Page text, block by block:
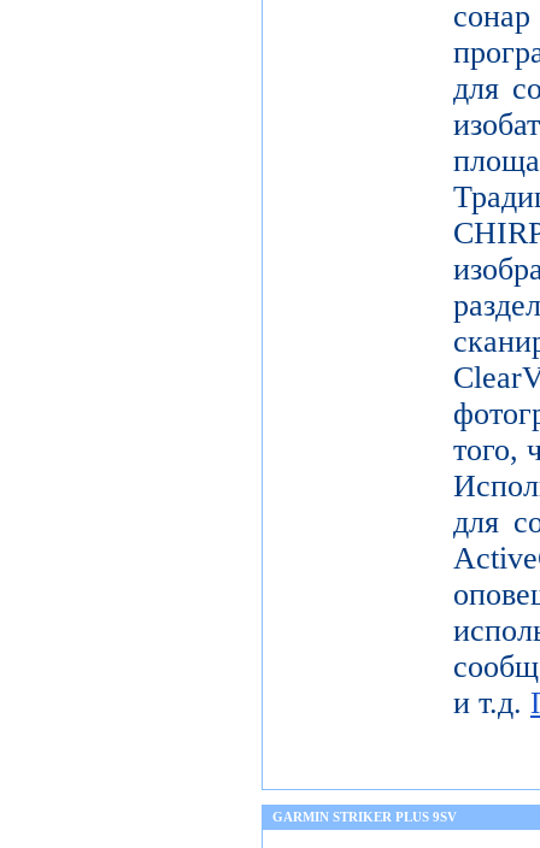
для
того,
для
и т.д.
GARMIN STRIKER PLUS 9SV